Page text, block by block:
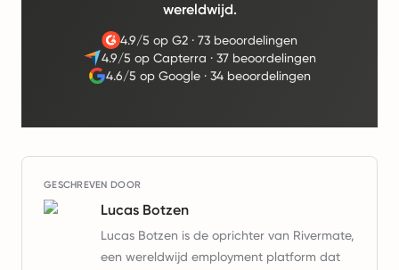
wereldwijd.
4.9/5 op G2· 73 beoordelingen
4.9/5 op Capterra · 37 beoordelingen
4.6/5 op Google ·34 beoordelingen
GESCHREVEN DOOR
Lucas Botzen
Lucas Botzen is de oprichter van Rivermate,
een wereldwijd employment platform dat